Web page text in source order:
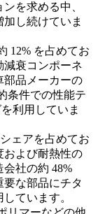
を求める中、
し続けていま
12% を占めてお
減衰コンポーネ
部品メーカーの
条件での性能テ
利用していま
ェアを占めてお
および耐熱性の
社の約 48%
な部品にチタ
ています。